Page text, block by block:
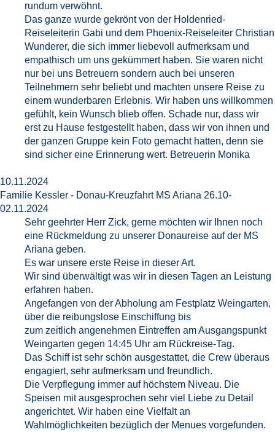
rundum verwöhnt.
Das ganze wurde gekrönt von der Holdenried-
Reiseleiterin Gabi und dem Phoenix-Reiseleiter Christian
Wunderer, die sich immer liebevoll aufmerksam und
empathisch um uns gekümmert haben. Sie waren nicht
nur bei uns Betreuern sondern auch bei unseren
Teilnehmern sehr beliebt und machten unsere Reise zu
einem wunderbaren Erlebnis. Wir haben uns willkommen
gefühlt, kein Wunsch blieb offen. Schade nur, dass wir
erst zu Hause festgestellt haben, dass wir von ihnen und
der ganzen Gruppe kein Foto gemacht hatten, denn sie
sind sicher eine Erinnerung wert. Betreuerin Monika
10.11.2024
Familie Kessler - Donau-Kreuzfahrt MS Ariana 26.10-
02.11.2024
Sehr geehrter Herr Zick, gerne möchten wir Ihnen noch
eine Rückmeldung zu unserer Donaureise auf der MS
Ariana geben.
Es war unsere erste Reise in dieser Art.
Wir sind überwältigt was wir in diesen Tagen an Leistung
erfahren haben.
Angefangen von der Abholung am Festplatz Weingarten,
über die reibungslose Einschiffung bis
zum zeitlich angenehmen Eintreffen am Ausgangspunkt
Weingarten gegen 14:45 Uhr am Rückreise-Tag.
Das Schiff ist sehr schön ausgestattet, die Crew überaus
engagiert, sehr aufmerksam und freundlich.
Die Verpflegung immer auf höchstem Niveau. Die
Speisen mit ausgesprochen sehr viel Liebe zu Detail
angerichtet. Wir haben eine Vielfalt an
Wahlmöglichkeiten bezüglich der Menues vorgefunden.